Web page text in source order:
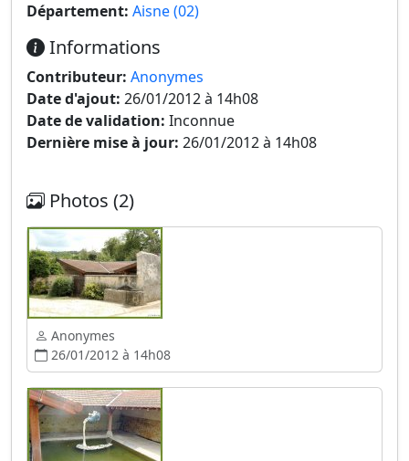
Département: Aisne (02)
Informations
Contributeur: Anonymes
Date d'ajout: 26/01/2012 à 14h08
Date de validation: Inconnue
Dernière mise à jour: 26/01/2012 à 14h08
Photos (2)
Anonymes
26/01/2012 à 14h08